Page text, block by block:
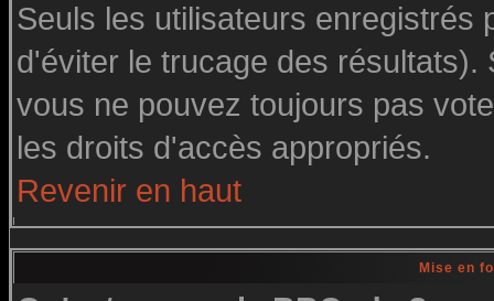
Seuls les utilisateurs enregistrés
d'éviter le trucage des
vous ne pouvez toujours pas
les droits d'accès appropriés.
Revenir en haut
Mise en